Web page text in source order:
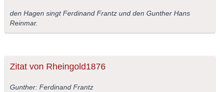
den Hagen singt Ferdinand Frantz und den Gunther Hans
Reinmar.
Zitat von Rheingold1876
Gunther: Ferdinand Frantz